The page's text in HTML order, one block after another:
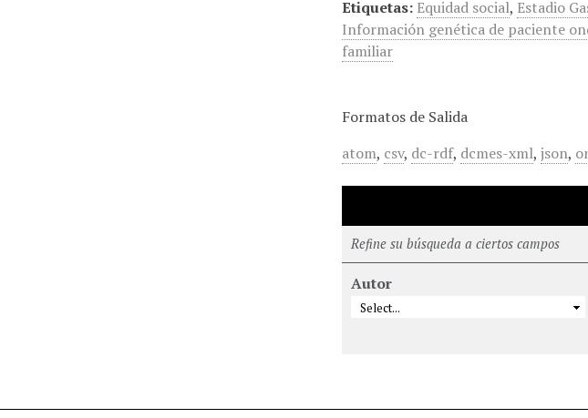
Etiquetas: Equidad social, Estadio
Información genética de paciente
familiar
Formatos de Salida
atom, csv, dc-rdf, dcmes-xml,json,
Refine su búsqueda a ciertos campos
Autor